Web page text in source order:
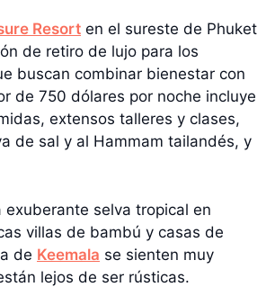
Resort en el sureste de Phuket
de retiro de lujo para los
buscan combinar bienestar con
de 750 dólares por noche incluye
extensos talleres y clases,
de sal y al Hammam tailandés, y
exuberante selva tropical en
villas de bambú y casas de
de Keemala se sienten muy
lejos de ser rústicas.